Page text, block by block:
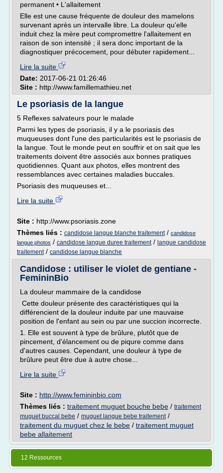
permanent • L'allaitement
Elle est une cause fréquente de douleur des mamelons
survenant après un intervalle libre. La douleur qu'elle
induit chez la mère peut compromettre l'allaitement en
raison de son intensité ; il sera donc important de la
diagnostiquer précocement, pour débuter rapidement...
Lire la suite
Date: 2017-06-21 01:26:46
Site : http://www.famillemathieu.net
Le psoriasis de la langue
5 Reflexes salvateurs pour le malade
Parmi les types de psoriasis, il y a le psoriasis des
muqueuses dont l'une des particularités est le psoriasis de
la langue. Tout le monde peut en souffrir et on sait que les
traitements doivent être associés aux bonnes pratiques
quotidiennes. Quant aux photos, elles montrent des
ressemblances avec certaines maladies buccales.
Psoriasis des muqueuses et...
Lire la suite
Site : http://www.psoriasis.zone
Thèmes liés : candidose langue blanche traitement/ candidose
langue photos / candidose langue duree traitement/ langue candidose
traitement/ candidose langue blanche
Candidose : utiliser le violet de gentiane -
FemininBio
La douleur mammaire de la candidose
Cette douleur présente des caractéristiques qui la
différencient de la douleur induite par une mauvaise
position de l'enfant au sein ou par une succion incorrecte.
1. Elle est souvent à type de brûlure, plutôt que de
pincement, d'élancement ou de piqure comme dans
d'autres causes. Cependant, une douleur à type de
brûlure peut être due à autre chose...
Lire la suite
Site : http://www.femininbio.com
Thèmes liés : traitement muguet bouche bebe / traitement
muguet buccal bebe / muguet langue bebe traitement/
traitement du muguet chez le bebe / traitement muguet
bebe allaitement
12 Ressources